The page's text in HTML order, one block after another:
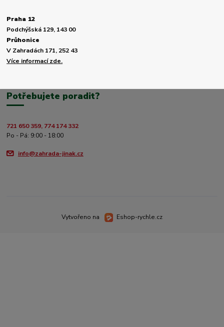
Praha 12
Podchýšská 129, 143 00
Průhonice
V Zahradách 171, 252 43
Více informací zde.
Potřebujete poradit?
721 650 359, 774 174 332
Po - Pá: 9:00 - 18:00
info@zahrada-jinak.cz
Vytvořeno na Eshop-rychle.cz